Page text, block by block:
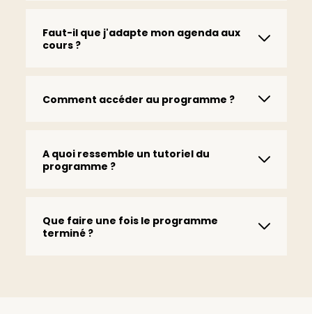
Faut-il que j'adapte mon agenda aux
cours ?
Comment accéder au programme ?
A quoi ressemble un tutoriel du
programme ?
Que faire une fois le programme
terminé ?